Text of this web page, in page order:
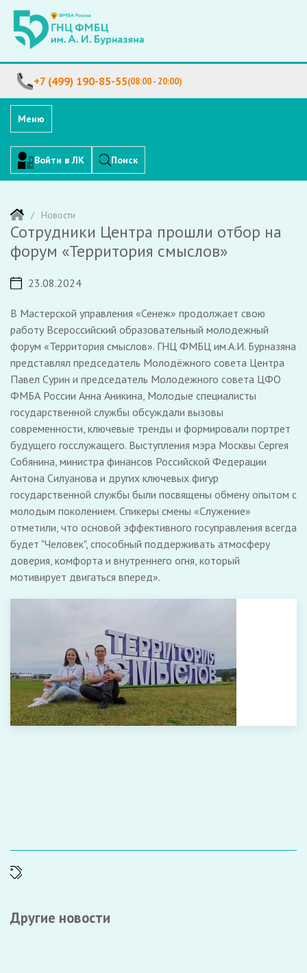
+7 (499) 190-85-55(08:00 - 20:00)
Меню
Войти в ЛК Поиск
Новости
Сотрудники Центра прошли отбор на
форум «Территория смыслов»
23.08.2024
В Мастерской управления «Сенеж» продолжает свою
работу Всероссийский образовательный молодежный
форум «Территория смыслов». ГНЦ ФМБЦ им.А.И. Бурназяна
представлял председатель Молодёжного совета Центра
Павел Сурин и председатель Молодежного совета ЦФО
ФМБА России Анна Аникина, Молодые специалисты
государственной службы обсуждали вызовы
современности, ключевые тренды и формировали портрет
будущего госслужащего. Выступления мэра Москвы Сергея
Собянина, министра финансов Российской Федерации
Антона Силуанова и других ключевых фигур
государственной службы были посвящены обмену опытом с
молодым поколением. Спикеры смены «Служение»
отметили, что основой эффективного госуправления всегда
будет "Человек", способный поддерживать атмосферу
доверия, комфорта и внутреннего огня, который
мотивирует двигаться вперед».
Другие новости